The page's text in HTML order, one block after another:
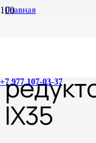
+7 977 107-03-37
Главная
IX35